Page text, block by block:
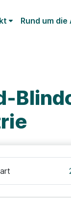
Rund um